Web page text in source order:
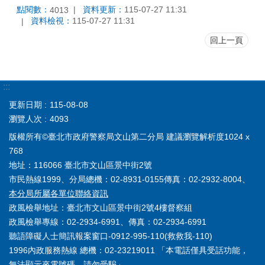
點閱數： 4013 資料更新： 115-07-27 11:31
資料檢視： 115-07-27 11:31
回上一頁
:::
更新日期
115-08-08
瀏覽人次
4093
版權所有©臺北市政府警察局文山第二分局 建議瀏覽解析度1024 x
768
地址：116066 臺北市文山區景中街2號
市民熱線1999、分局總機：02-8931-0155傳真：02-2932-8004、
本分局所屬各單位聯絡資訊
政風檢舉地址：臺北市文山區景中街2號4樓督察組
政風檢舉專線：02-2934-6991、傳真：02-2934-6991
聽語障礙人士簡訊報案窗口-0912-995-110(救救我-110)
1996內政服務熱線 總機：02-23219011 「本電話僅具受話功能，